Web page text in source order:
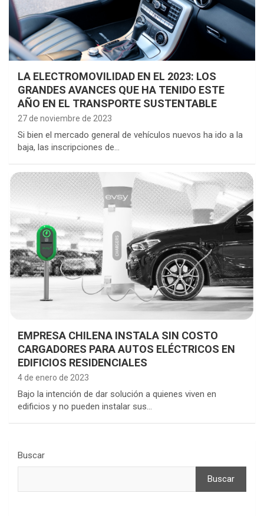
LA ELECTROMOVILIDAD EN EL 2023: LOS
GRANDES AVANCES QUE HA TENIDO ESTE
AÑO EN EL TRANSPORTE SUSTENTABLE
27 de noviembre de 2023
Si bien el mercado general de vehículos nuevos ha ido a la
baja, las inscripciones de…
EMPRESA CHILENA INSTALA SIN COSTO
CARGADORES PARA AUTOS ELÉCTRICOS EN
EDIFICIOS RESIDENCIALES
4 de enero de 2023
Bajo la intención de dar solución a quienes viven en
edificios y no pueden instalar sus…
Buscar
Buscar